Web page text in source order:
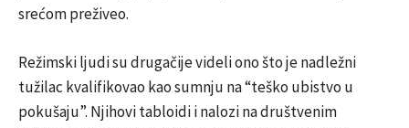
srećom preživeo.
Režimski ljudi su drugačije videli ono što je nadležni
tužilac kvalifikovao kao sumnju na “teško ubistvo u
pokušaju”. Njihovi tabloidi i nalozi na društvenim